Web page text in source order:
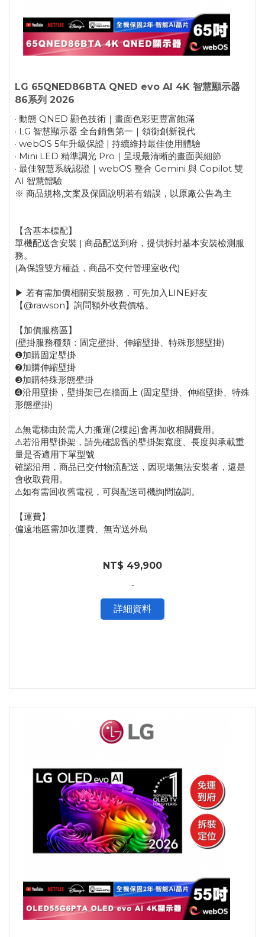
LG 65QNED86BTA QNED evo AI 4K 智慧顯示器
86系列 2026
· 動態 QNED 顯色技術｜畫面色彩更豐富飽滿
· LG 智慧顯示器 全台銷售第一｜領銜創新視代
· webOS 5年升級保證 | 持續維持最佳使用體驗
· Mini LED 精準調光 Pro｜呈現最清晰的畫面與細節
· 最佳智慧系統認證｜webOS 整合 Gemini 與 Copilot 雙
AI 智慧體驗
※ 商品規格,文案及保固說明若有錯誤，以原廠公告為主
【含基本標配】
單機配送含安裝 | 商品配送到府，提供拆封基本安裝檢測服
務。
(為保證雙方權益，商品不交付管理室收代)
▶ 若有需加價相關安裝服務，可先加入LINE好友
【@rawson】詢問額外收費價格。
【加價服務區】
(壁掛服務種類：固定壁掛、伸縮壁掛、特殊形態壁掛)
❶加購固定壁掛
❷加購伸縮壁掛
❸加購特殊形態壁掛
➍沿用壁掛，壁掛架已在牆面上 (固定壁掛、伸縮壁掛、特殊
形態壁掛)
⚠無電梯由於需人力搬運(2樓起)會再加收相關費用。
⚠若沿用壁掛架，請先確認舊的壁掛架寬度、長度與承載重
量是否適用下單型號
確認沿用，商品已交付物流配送，因現場無法安裝者，還是
會收取費用。
⚠如有需回收舊電視，可與配送司機詢問協調。
【運費】
偏遠地區需加收運費、無寄送外島
NT$ 49,900
-
詳細資料